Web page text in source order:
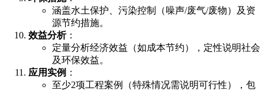
涵盖水土保护、污染控制（噪声/废气/废物）及资
源节约措施。
​效益分析​​：
定量分析经济效益（如成本节约），定性说明社会
及环保效益。
​应用实例​ ​：
至少2项工程案例（特殊情况需说明可行性），包